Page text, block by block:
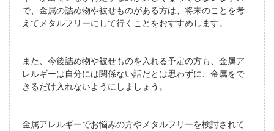
で、金属の詰め物や被せものがある方は、将来のことを考
えてメタルフリーにして行くことをおすすめします。
また、今後詰め物や被せものを入れる予定の方も、金属ア
レルギーは自分には関係ない話だとは思わずに、金属をで
きるだけ入れないようにしましょう。
金属アレルギーでお悩みの方やメタルフリーを検討されて